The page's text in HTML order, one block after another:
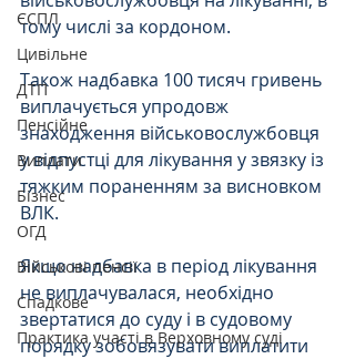
ЄСПЛ
Цивільне
ДТП
Пенсійне
Виплати
Бізнес
ОГД
Військові пенсії
Спадкове
Практика участі в Верховному суді
тому числі за кордоном.
Також надбавка 100 тисяч гривень
виплачується упродовж
знаходження військовослужбовця
у відпустці для лікування у звязку із
тяжким пораненням за висновком
ВЛК.
Якщо надбавка в період лікування
не виплачувалася, необхідно
звертатися до суду і в судовому
порядку зобовязувати виплатити